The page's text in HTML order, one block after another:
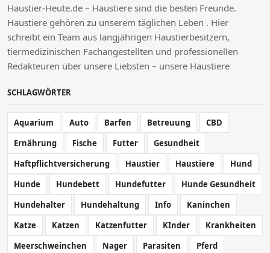
Haustier-Heute.de – Haustiere sind die besten Freunde.
Haustiere gehören zu unserem täglichen Leben . Hier
schreibt ein Team aus langjährigen Haustierbesitzern,
tiermedizinischen Fachangestellten und professionellen
Redakteuren über unsere Liebsten – unsere Haustiere
SCHLAGWÖRTER
Aquarium Auto Barfen Betreuung
CBD
Ernährung
Fische Futter
Gesundheit
Haftpflichtversicherung
Haustier Haustiere
Hund
Hunde
Hundebett Hundefutter
Hunde Gesundheit
Hundehalter
Hundehaltung Info
Kaninchen
Katze
Katzen Katzenfutter KInder
Krankheiten
Meerschweinchen
Nager Parasiten
Pferd